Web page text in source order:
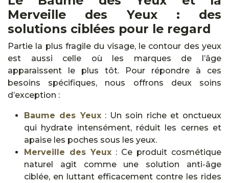
Merveille des Yeux : des
solutions ciblées pour le regard
Partie la plus fragile du visage, le contour des yeux
est aussi celle où les marques de l’âge
apparaissent le plus tôt. Pour répondre à ces
besoins spécifiques, nous offrons deux soins
d’exception :
Baume des Yeux: Un soin riche et onctueux
qui hydrate intensément, réduit les cernes et
apaise les poches sous les yeux.
Merveille des Yeux : Ce produit cosmétique
naturel agit comme une solution anti-âge
ciblée, en luttant efficacement contre les rides